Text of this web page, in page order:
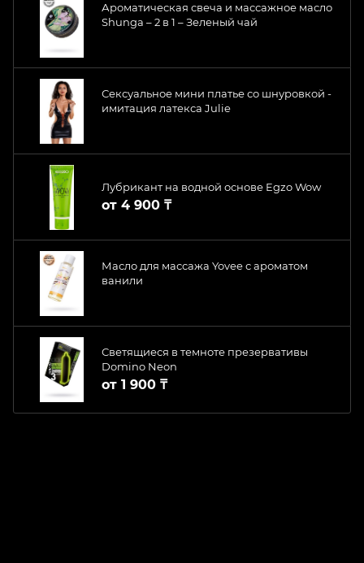
Ароматическая свеча и массажное масло
Shunga – 2 в 1 – Зеленый чай
Сексуальное мини платье со шнуровкой -
имитация латекса Julie
Лубрикант на водной основе Egzo Wow
от 4 900 ₸
Масло для массажа Yovee с ароматом
ванили
Светящиеся в темноте презервативы
Domino Neon
от 1 900 ₸